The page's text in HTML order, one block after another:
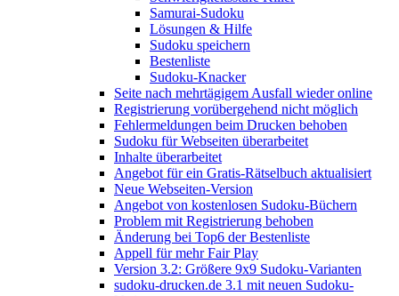
Samurai-Sudoku
Lösungen & Hilfe
Sudoku speichern
Bestenliste
Sudoku-Knacker
Seite nach mehrtägigem Ausfall wieder online
Registrierung vorübergehend nicht möglich
Fehlermeldungen beim Drucken behoben
Sudoku für Webseiten überarbeitet
Inhalte überarbeitet
Angebot für ein Gratis-Rätselbuch aktualisiert
Neue Webseiten-Version
Angebot von kostenlosen Sudoku-Büchern
Problem mit Registrierung behoben
Änderung bei Top6 der Bestenliste
Appell für mehr Fair Play
Version 3.2: Größere 9x9 Sudoku-Varianten
sudoku-drucken.de 3.1 mit neuen Sudoku-